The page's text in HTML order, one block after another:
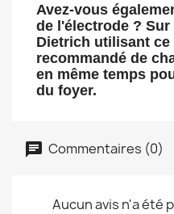
Avez-vous
de l'électrode ? Sur
Dietrich utilisant
recommandé de
en même temps
du foyer.
Commentaires (0)
Aucun avis n'a été